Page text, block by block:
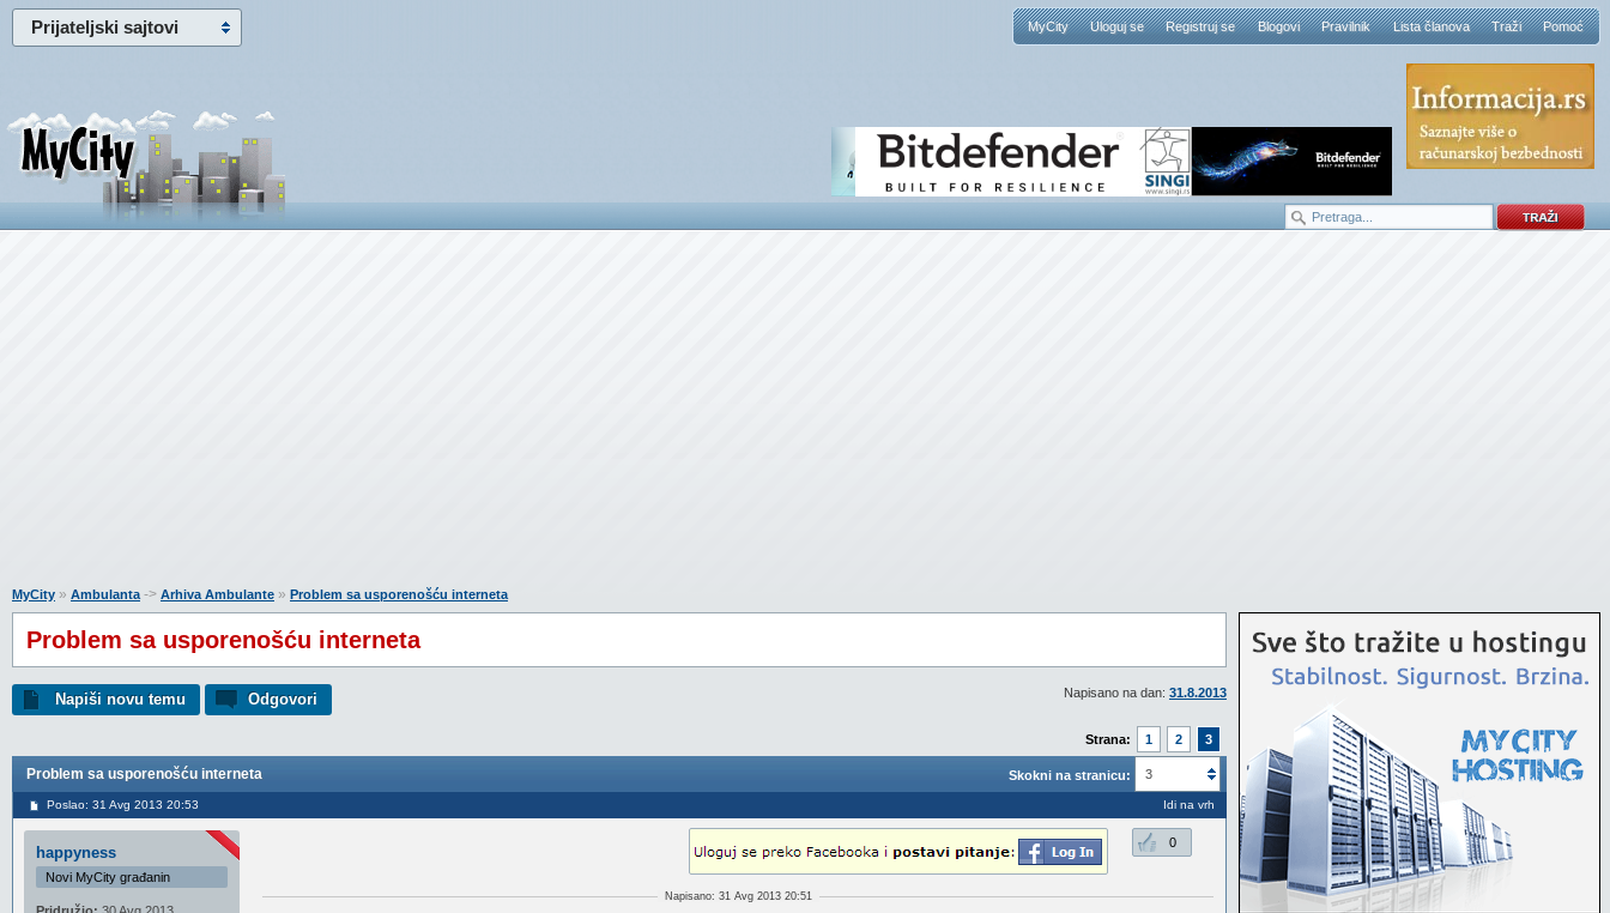
Prijateljski sajtovi MyCity Uloguj se Registruj se Blogovi Pravilnik Lista članova Traži Pomoć
MyCity » Ambulanta-> Arhiva Ambulante » Problem sa usporenošću interneta
Problem sa usporenošću interneta
Napisano na dan: 31.8.2013
Napiši novu temu Odgovori
Strana: 1 2 3
Skokni na stranicu: 3
Problem sa usporenošću interneta
Poslao: 31 Avg 2013 20:53 Idi na vrh
happyness
Novi MyCity građanin
0
Napisano: 31 Avg 2013 20:51